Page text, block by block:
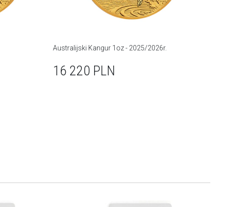
Australijski Kangur 1oz - 2025/2026r.
16 220 PLN